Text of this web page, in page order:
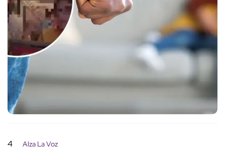
4 Alza La Voz